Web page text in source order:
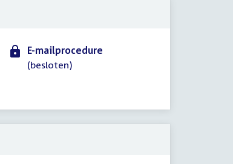
E-mailprocedure
(besloten)